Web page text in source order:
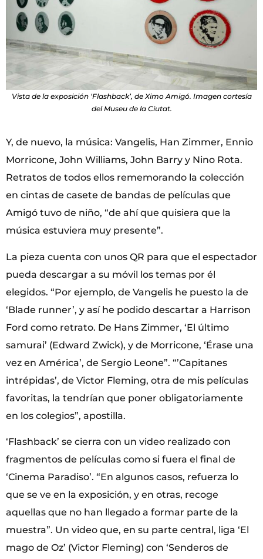
Vista de la exposición ‘Flashback’, de Ximo Amigó. Imagen cortesía
del Museu de la Ciutat.
Y, de nuevo, la música: Vangelis, Han Zimmer, Ennio
Morricone, John Williams, John Barry y Nino Rota.
Retratos de todos ellos rememorando la colección
en cintas de casete de bandas de películas que
Amigó tuvo de niño, “de ahí que quisiera que la
música estuviera muy presente”.
La pieza cuenta con unos QR para que el espectador
pueda descargar a su móvil los temas por él
elegidos. “Por ejemplo, de Vangelis he puesto la de
‘Blade runner’, y así he podido descartar a Harrison
Ford como retrato. De Hans Zimmer, ‘El último
samurai’ (Edward Zwick), y de Morricone, ‘Érase una
vez en América’, de Sergio Leone”. “’Capitanes
intrépidas’, de Victor Fleming, otra de mis películas
favoritas, la tendrían que poner obligatoriamente
en los colegios”, apostilla.
‘Flashback’ se cierra con un video realizado con
fragmentos de películas como si fuera el final de
‘Cinema Paradiso’. “En algunos casos, refuerza lo
que se ve en la exposición, y en otras, recoge
aquellas que no han llegado a formar parte de la
muestra”. Un video que, en su parte central, liga ‘El
mago de Oz’ (Victor Fleming) con ‘Senderos de